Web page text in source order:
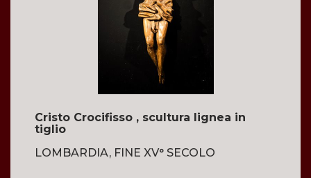
Cristo Crocifisso , scultura lignea in
tiglio
LOMBARDIA, FINE XV° SECOLO